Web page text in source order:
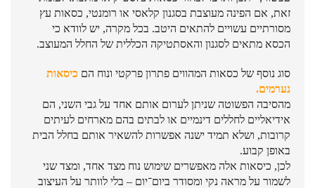
זאת, אם הפינה מעוצבת בסגנון קלאסי או רומנטי, כסאות עץ
מסורתיים עשויים להתאים היטב. בכל מקרה, יש לוודא כי
הכסא מתאים לסגנון והאסתטיקה הכללית של החלל המעוצב.
סוג נוסף של כסאות המהווים פתרון פרקטי ונוח הם כיסאות
נערמים.
מהסיבה הפשוטה שניתן לערום אותם אחד על גבי השני, הם
אידיאליים לחללים דינמיים או לבתים בהם מארחים לעיתים
קרובות, ושלא תמיד ישנה אפשרות להשאיר אותם בחלל הבית
באופן קבוע.
לכן, כיסאות אלה מאפשרים שימוש נוח מצד אחד, ומצד שני
לשמור על מראה נקי ומסודר ביום־יום – בלי לוותר על העיצוב